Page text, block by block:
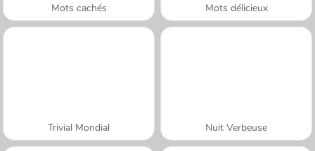
Mots cachés Mots délicieux
Trivial Mondial Nuit Verbeuse